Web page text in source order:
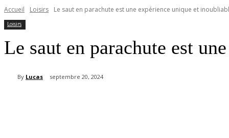
Accueil Loisirs Le saut en parachute est une expérience unique et
Loisirs
Le saut en parachute est
By Lucas septembre 20, 2024